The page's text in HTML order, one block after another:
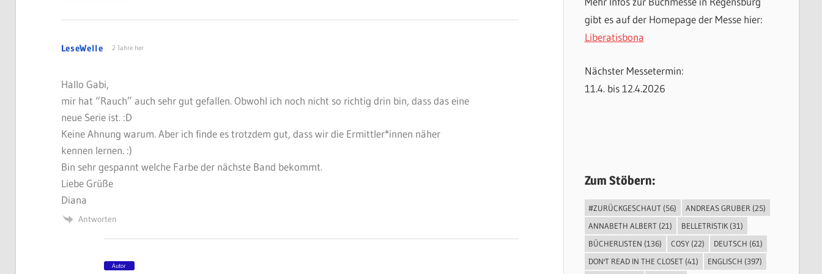
LeseWelle 2 Jahre her
Hallo Gabi,
mir hat “Rauch” auch sehr gut gefallen. Obwohl ich noch nicht so richtig drin bin, dass das eine
neue Serie ist. :D
Keine Ahnung warum. Aber ich finde es trotzdem gut, dass wir die Ermittler*innen näher
kennen lernen. :)
Bin sehr gespannt welche Farbe der nächste Band bekommt.
Liebe Grüße
Diana
Antworten
Autor
gibt es auf der Homepage der Messe hier:
Liberatisbona
Nächster Messetermin:
11.4. bis 12.4.2026
Zum Stöbern:
#ZURÜCKGESCHAUT (56) ANDREAS GRUBER (25)
ANNABETH ALBERT (21) BELLETRISTIK (31)
BÜCHERLISTEN (136) COSY (22) DEUTSCH (61)
DON'T READ IN THE CLOSET (41) ENGLISCH (397)